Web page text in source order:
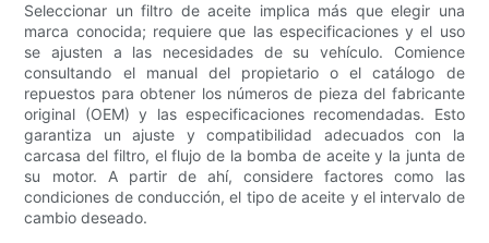
Seleccionar un filtro de aceite implica más que elegir una
marca conocida; requiere que las especificaciones y el uso
se ajusten a las necesidades de su vehículo. Comience
consultando el manual del propietario o el catálogo de
repuestos para obtener los números de pieza del fabricante
original (OEM) y las especificaciones recomendadas. Esto
garantiza un ajuste y compatibilidad adecuados con la
carcasa del filtro, el flujo de la bomba de aceite y la junta de
su motor. A partir de ahí, considere factores como las
condiciones de conducción, el tipo de aceite y el intervalo de
cambio deseado.